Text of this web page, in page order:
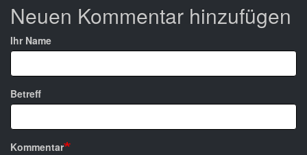
Neuen Kommentar hinzufügen
Ihr Name
Betreff
Kommentar